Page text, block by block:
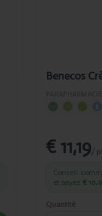
Benecos
€ 11,19/
Conseil:
et payez €
Quantité